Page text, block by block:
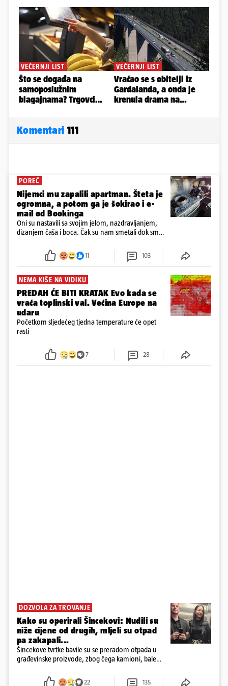
Komentari 111
POREČ
Nijemci mu zapalili apartman. Šteta je
ogromna, a potom ga je šokirao i e-
mail od Bookinga
Oni su nastavili sa svojim jelom, nazdravljanjem,
dizanjem čaša i boca. Čak su nam smetali dok smo
požar, rekao je vlasnik
11 103
NEMA KIŠE NA VIDIKU
PREDAH ĆE BITI KRATAK Evo kada se
vraća toplinski val. Većina Europe na
udaru
Početkom sljedećeg tjedna temperature će opet
rasti
7 28
DOZVOLA ZA TROVANJE
Kako su operirali Šincekovi: Nudili su
niže cijene od drugih, mljeli su otpad
pa zakapali...
Šincekove tvrtke bavile su se preradom otpada u
građevinske proizvode, zbog čega kamioni, bale
22 135